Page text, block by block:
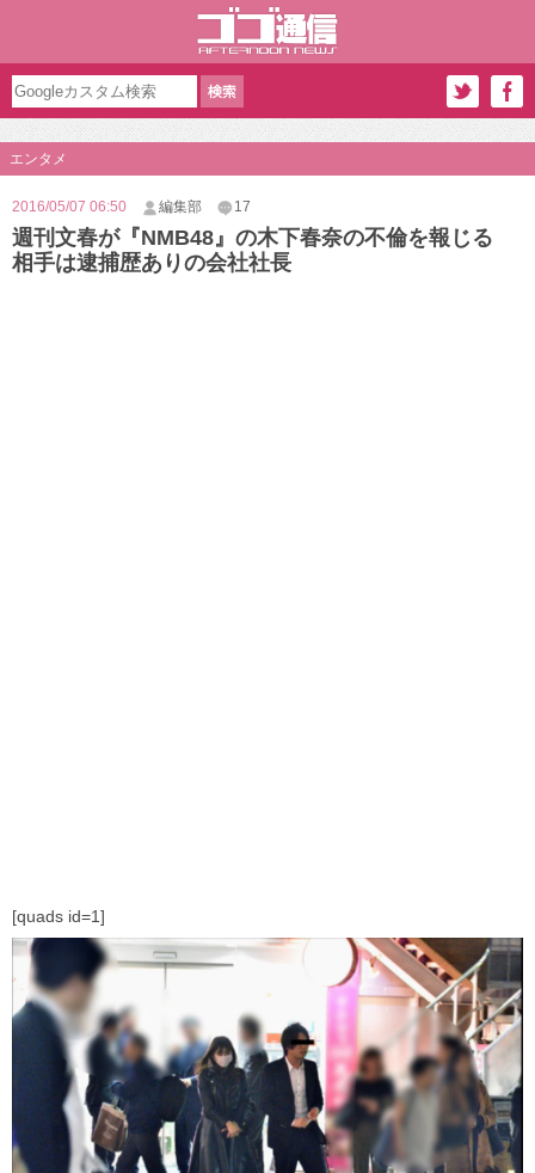
エンタメ
2016/05/07 06:50 編集部 17
週刊文春が『NMB48』の木下春奈の不倫を報じる
相手は逮捕歴ありの会社社長
[quads id=1]